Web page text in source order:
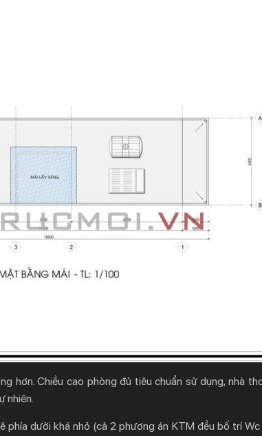
hơn. Chiều cao phòng đủ tiêu chuẩn sử dụng, nhà
nhiên.
phía dưới khá nhỏ (cả 2 phương án KTM đều bố trí Wc